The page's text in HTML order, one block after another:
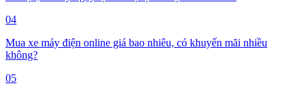
04
Mua xe máy điện online giá bao nhiêu, có khuyến mãi nhiều
không?
05